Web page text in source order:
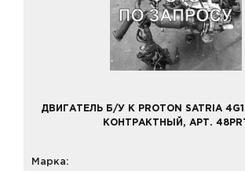
ДВИГАТЕЛЬ Б/У К PROTON SATRIA
КОНТРАКТНЫЙ, АРТ.
Марка: